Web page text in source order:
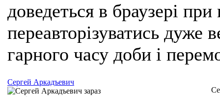
доведеться в браузері
переавторізуватись
гарного часу доби і
Сергей Аркадъевич